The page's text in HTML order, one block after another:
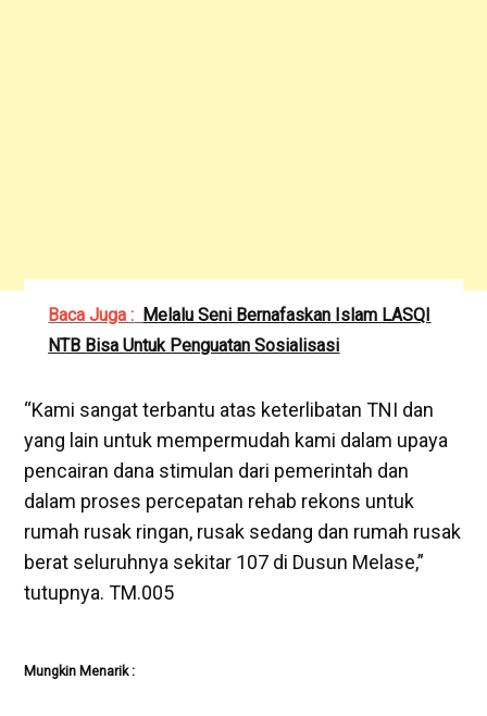
Baca Juga : Melalu Seni Bernafaskan Islam LASQI
NTB Bisa Untuk Penguatan Sosialisasi
“Kami sangat terbantu atas keterlibatan TNI dan
yang lain untuk mempermudah kami dalam upaya
pencairan dana stimulan dari pemerintah dan
dalam proses percepatan rehab rekons untuk
rumah rusak ringan, rusak sedang dan rumah rusak
berat seluruhnya sekitar 107 di Dusun Melase,”
tutupnya. TM.005
Mungkin Menarik :